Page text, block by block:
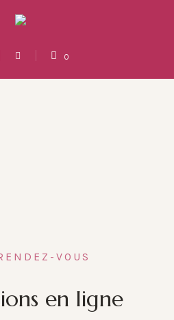
0
VOUS
en ligne